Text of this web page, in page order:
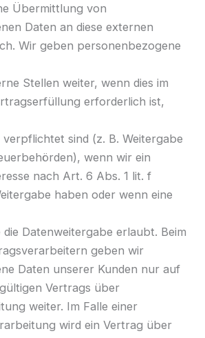
Übermittlung von
Daten an diese externen
Wir geben personenbezogene
Stellen weiter, wenn dies im
erforderlich ist,
sind (z. B. Weitergabe
wenn wir ein
nach Art. 6 Abs. 1 lit. f
haben oder wenn eine
Datenweitergabe erlaubt. Beim
geben wir
Daten unserer Kunden nur auf
Vertrags über
weiter. Im Falle einer
wird ein Vertrag über